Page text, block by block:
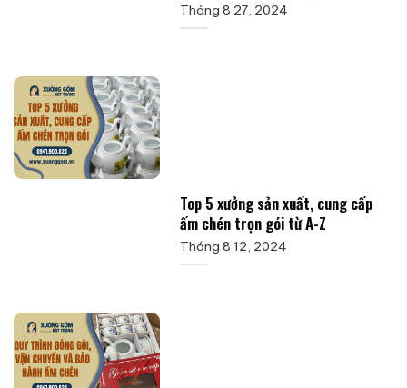
Tháng 8 27, 2024
Top 5 xưởng sản xuất, cung cấp
ấm chén trọn gói từ A-Z
Tháng 8 12, 2024